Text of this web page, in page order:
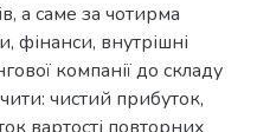
а саме за чотирма
фінанси, внутрішні
компанії до складу
чистий прибуток,